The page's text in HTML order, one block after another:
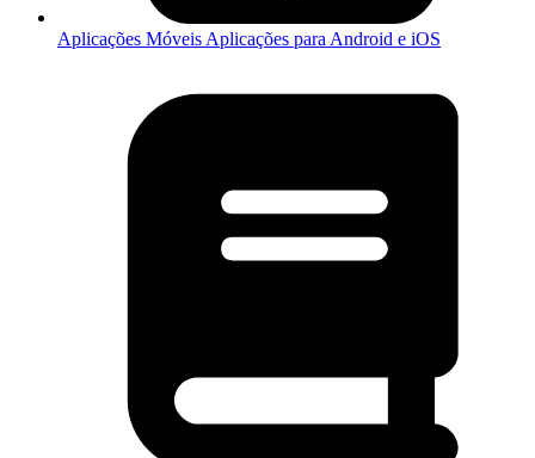
Aplicações Móveis Aplicações para Android e iOS